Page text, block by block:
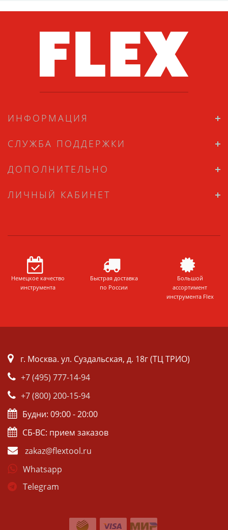
ИНФОРМАЦИЯ
СЛУЖБА ПОДДЕРЖКИ
ДОПОЛНИТЕЛЬНО
ЛИЧНЫЙ КАБИНЕТ
Немецкое качество
инструмента
Быстрая доставка
по России
Большой
ассортимент
инструмента Flex
г. Москва. ул. Суздальская, д. 18г (ТЦ ТРИО)
+7 (495) 777-14-94
+7 (800) 200-15-94
Будни: 09:00 - 20:00
СБ-ВС: прием заказов
zakaz@flextool.ru
Whatsapp
Telegram